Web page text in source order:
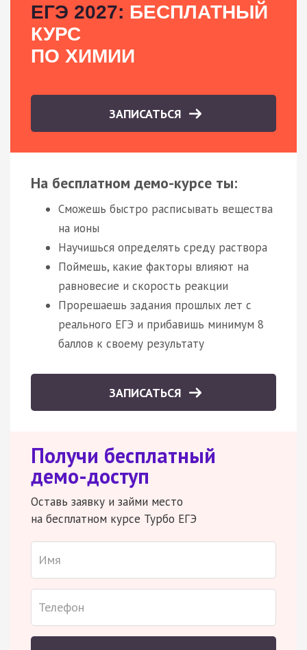
ЕГЭ 2027: БЕСПЛАТНЫЙ
КУРС
ПО ХИМИИ
ЗАПИСАТЬСЯ
На бесплатном демо-курсе ты:
Сможешь быстро расписывать вещества
на ионы
Научишься определять среду раствора
Поймешь, какие факторы влияют на
равновесие и скорость реакции
Прорешаешь задания прошлых лет с
реального ЕГЭ и прибавишь минимум 8
баллов к своему результату
ЗАПИСАТЬСЯ
Получи бесплатный
демо-доступ
Оставь заявку и займи место
на бесплатном курсе Турбо ЕГЭ